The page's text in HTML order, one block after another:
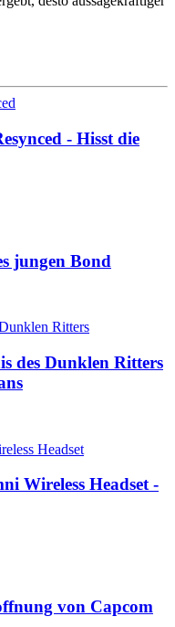
- Hisst die
jungen Bond
des Dunklen Ritters
Wireless Headset -
von Capcom